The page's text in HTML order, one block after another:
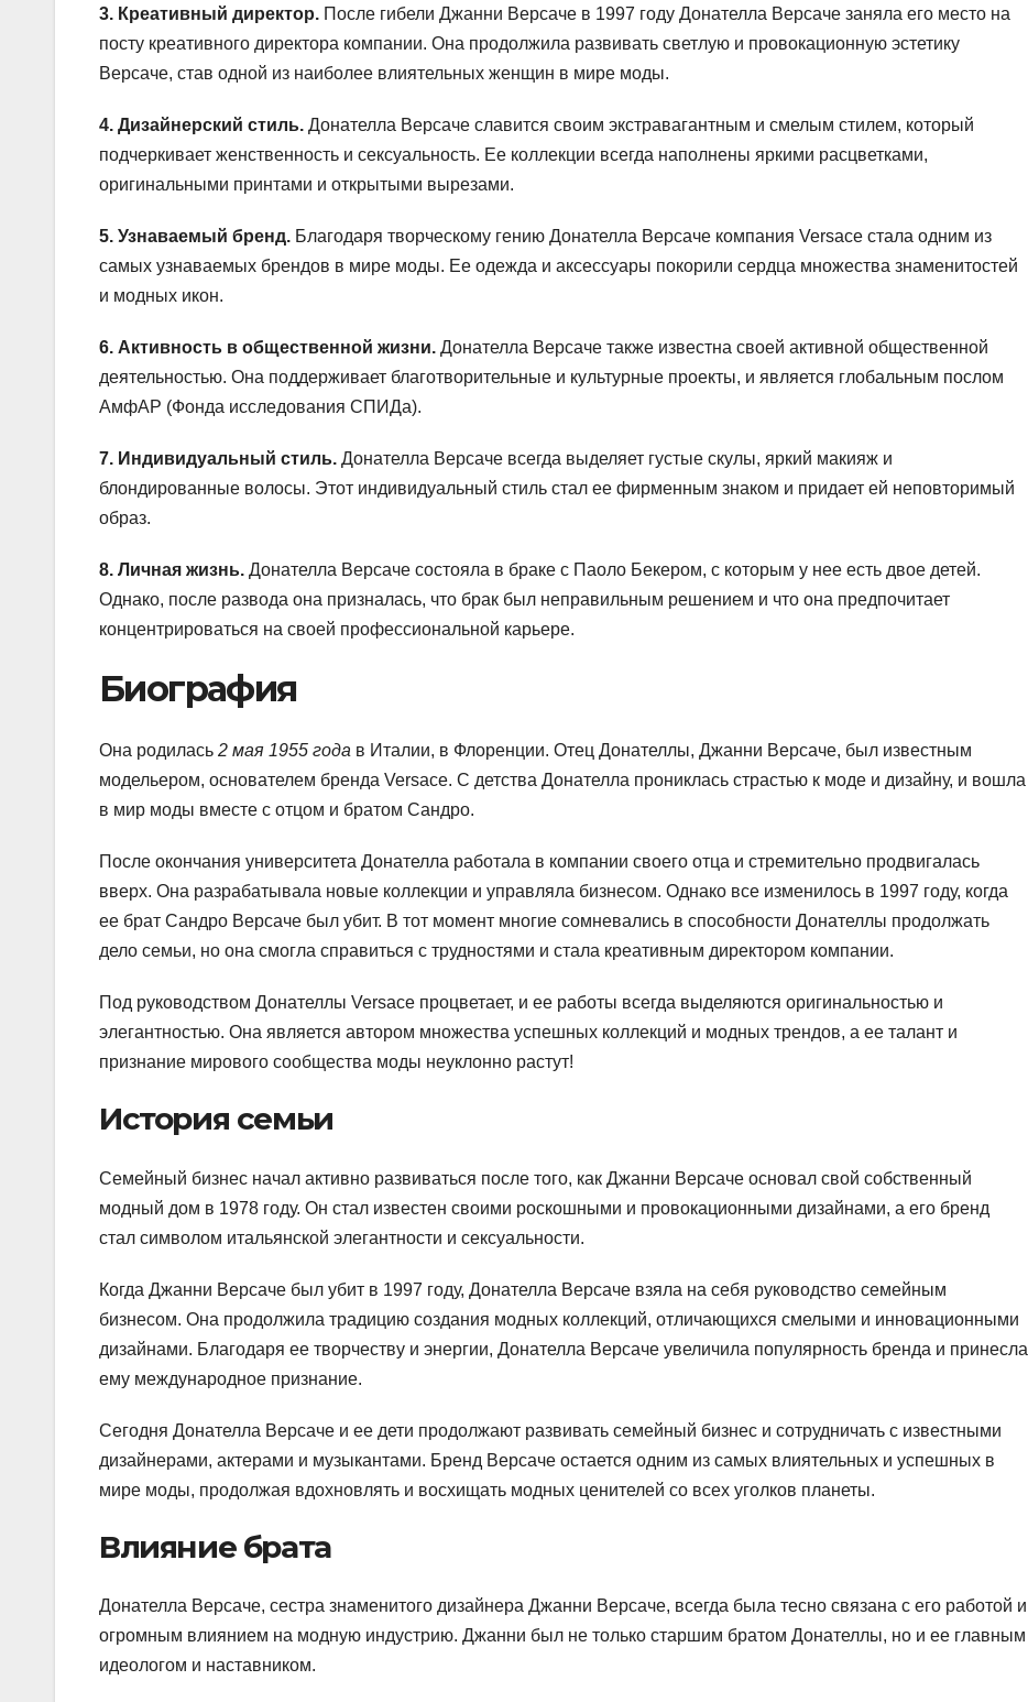
3. Креативный директор. После гибели Джанни Версаче в 1997 году Донателла Версаче заняла его место на
посту креативного директора компании. Она продолжила развивать светлую и провокационную эстетику
Версаче, став одной из наиболее влиятельных женщин в мире моды.
4. Дизайнерский стиль. Донателла Версаче славится своим экстравагантным и смелым стилем, который
подчеркивает женственность и сексуальность. Ее коллекции всегда наполнены яркими расцветками,
оригинальными принтами и открытыми вырезами.
5. Узнаваемый бренд. Благодаря творческому гению Донателла Версаче компания Versace стала одним из
самых узнаваемых брендов в мире моды. Ее одежда и аксессуары покорили сердца множества знаменитостей
и модных икон.
6. Активность в общественной жизни. Донателла Версаче также известна своей активной общественной
деятельностью. Она поддерживает благотворительные и культурные проекты, и является глобальным послом
АмфАР (Фонда исследования СПИДа).
7. Индивидуальный стиль. Донателла Версаче всегда выделяет густые скулы, яркий макияж и
блондированные волосы. Этот индивидуальный стиль стал ее фирменным знаком и придает ей неповторимый
образ.
8. Личная жизнь. Донателла Версаче состояла в браке с Паоло Бекером, с которым у нее есть двое детей.
Однако, после развода она призналась, что брак был неправильным решением и что она предпочитает
концентрироваться на своей профессиональной карьере.
Биография
Она родилась 2 мая 1955 года в Италии, в Флоренции. Отец Донателлы, Джанни Версаче, был известным
модельером, основателем бренда Versace. С детства Донателла прониклась страстью к моде и дизайну, и вошла
в мир моды вместе с отцом и братом Сандро.
После окончания университета Донателла работала в компании своего отца и стремительно продвигалась
вверх. Она разрабатывала новые коллекции и управляла бизнесом. Однако все изменилось в 1997 году, когда
ее брат Сандро Версаче был убит. В тот момент многие сомневались в способности Донателлы продолжать
дело семьи, но она смогла справиться с трудностями и стала креативным директором компании.
Под руководством Донателлы Versace процветает, и ее работы всегда выделяются оригинальностью и
элегантностью. Она является автором множества успешных коллекций и модных трендов, а ее талант и
признание мирового сообщества моды неуклонно растут!
История семьи
Семейный бизнес начал активно развиваться после того, как Джанни Версаче основал свой собственный
модный дом в 1978 году. Он стал известен своими роскошными и провокационными дизайнами, а его бренд
стал символом итальянской элегантности и сексуальности.
Когда Джанни Версаче был убит в 1997 году, Донателла Версаче взяла на себя руководство семейным
бизнесом. Она продолжила традицию создания модных коллекций, отличающихся смелыми и инновационными
дизайнами. Благодаря ее творчеству и энергии, Донателла Версаче увеличила популярность бренда и принесла
ему международное признание.
Сегодня Донателла Версаче и ее дети продолжают развивать семейный бизнес и сотрудничать с известными
дизайнерами, актерами и музыкантами. Бренд Версаче остается одним из самых влиятельных и успешных в
мире моды, продолжая вдохновлять и восхищать модных ценителей со всех уголков планеты.
Влияние брата
Донателла Версаче, сестра знаменитого дизайнера Джанни Версаче, всегда была тесно связана с его работой и
огромным влиянием на модную индустрию. Джанни был не только старшим братом Донателлы, но и ее главным
идеологом и наставником.